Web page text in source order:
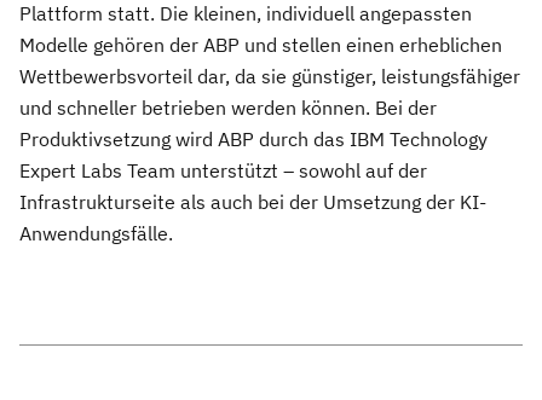
Plattform statt. Die kleinen, individuell angepassten
Modelle gehören der ABP und stellen einen erheblichen
Wettbewerbsvorteil dar, da sie günstiger, leistungsfähiger
und schneller betrieben werden können. Bei der
Produktivsetzung wird ABP durch das IBM Technology
Expert Labs Team unterstützt – sowohl auf der
Infrastrukturseite als auch bei der Umsetzung der KI-
Anwendungsfälle.